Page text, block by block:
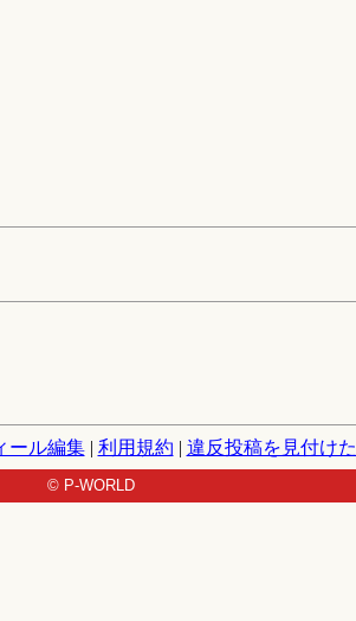
ール編集| 利用規約 | 違反投稿を見付け
© P-WORLD